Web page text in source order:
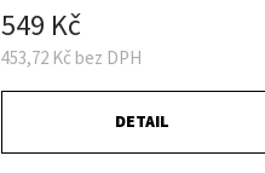
453,72 Kč bez DPH
549 Kč
DETAIL